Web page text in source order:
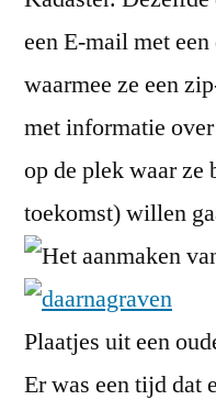
een E-mail met
waarmee ze een
met informatie
op de plek waar ze
toekomst) willen
Plaatjes uit een
Er was een tijd dat